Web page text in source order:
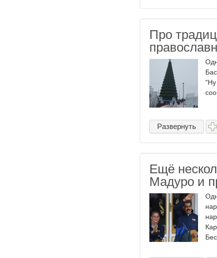
Про
"Ну
Развернуть
Ещё
Мадуро и